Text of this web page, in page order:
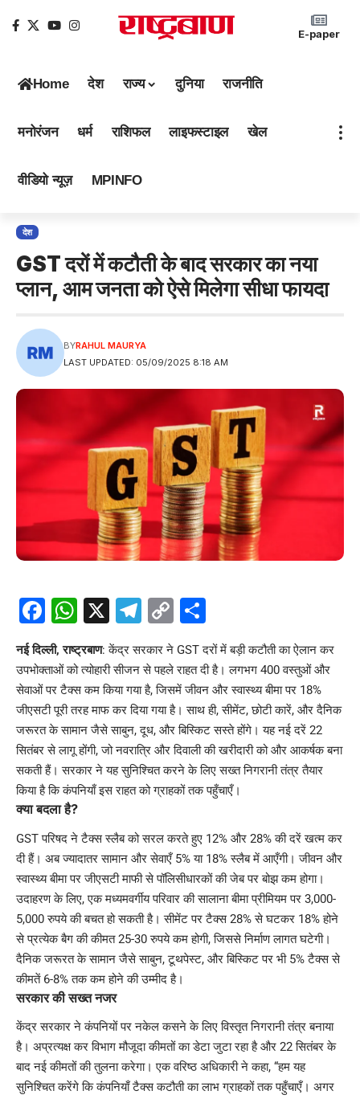
E-paper
Home देश राज्य दुनिया राजनीति
मनोरंजन धर्म राशिफल लाइफस्टाइल खेल
वीडियो न्यूज़ MPINFO
देश
GST दरों में कटौती के बाद सरकार का नया
प्लान, आम जनता को ऐसे मिलेगा सीधा फायदा
LAST UPDATED: 05/09/2025 8:18 AM
BYRAHUL MAURYA
Facebook
WhatsApp
X Telegram
Copy
Link
नई दिल्ली, राष्ट्रबाण: केंद्र सरकार ने GST दरों में बड़ी कटौती का ऐलान कर
उपभोक्ताओं को त्योहारी सीजन से पहले राहत दी है। लगभग 400 वस्तुओं और
सेवाओं पर टैक्स कम किया गया है, जिसमें जीवन और स्वास्थ्य बीमा पर 18%
जीएसटी पूरी तरह माफ कर दिया गया है। साथ ही, सीमेंट, छोटी कारें, और दैनिक
जरूरत के सामान जैसे साबुन, दूध, और बिस्किट सस्ते होंगे। यह नई दरें 22
सितंबर से लागू होंगी, जो नवरात्रि और दिवाली की खरीदारी को और आकर्षक बना
सकती हैं। सरकार ने यह सुनिश्चित करने के लिए सख्त निगरानी तंत्र तैयार
किया है कि कंपनियाँ इस राहत को ग्राहकों तक पहुँचाएँ।
क्या बदला है?
GST परिषद ने टैक्स स्लैब को सरल करते हुए 12% और 28% की दरें खत्म कर
दी हैं। अब ज्यादातर सामान और सेवाएँ 5% या 18% स्लैब में आएँगी। जीवन और
स्वास्थ्य बीमा पर जीएसटी माफी से पॉलिसीधारकों की जेब पर बोझ कम होगा।
उदाहरण के लिए, एक मध्यमवर्गीय परिवार की सालाना बीमा प्रीमियम पर 3,000-
5,000 रुपये की बचत हो सकती है। सीमेंट पर टैक्स 28% से घटकर 18% होने
से प्रत्येक बैग की कीमत 25-30 रुपये कम होगी, जिससे निर्माण लागत घटेगी।
दैनिक जरूरत के सामान जैसे साबुन, टूथपेस्ट, और बिस्किट पर भी 5% टैक्स से
कीमतें 6-8% तक कम होने की उम्मीद है।
सरकार की सख्त नजर
केंद्र सरकार ने कंपनियों पर नकेल कसने के लिए विस्तृत निगरानी तंत्र बनाया
है। अप्रत्यक्ष कर विभाग मौजूदा कीमतों का डेटा जुटा रहा है और 22 सितंबर के
बाद नई कीमतों की तुलना करेगा। एक वरिष्ठ अधिकारी ने कहा, “हम यह
सुनिश्चित करेंगे कि कंपनियाँ टैक्स कटौती का लाभ ग्राहकों तक पहुँचाएँ। अगर